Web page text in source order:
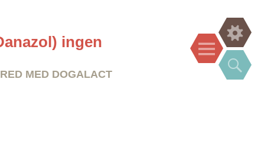
ingen
MED DOGALACT
Menu
Widgets
Search